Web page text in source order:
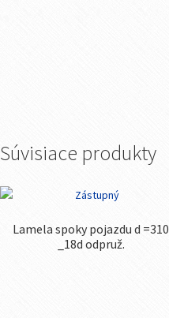
Súvisiace produkty
Lamela spoky pojazdu d =310
_18d odpruž.